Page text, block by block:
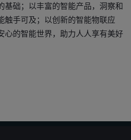
基础；以丰富的智能产品，洞察和
触手可及；以创新的智能物联应
心的智能世界，助力人人享有美好